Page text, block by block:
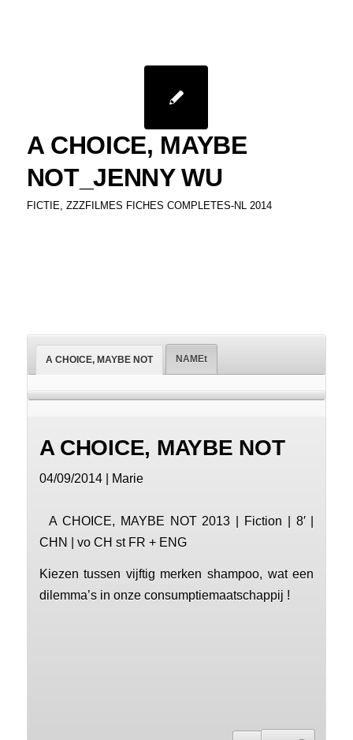
A CHOICE, MAYBE
NOT_JENNY WU
FICTIE ZZZFILMES FICHES COMPLETES-NL 2014
A CHOICE, MAYBE NOT NAMEt
A CHOICE, MAYBE NOT
04/09/2014 | Marie
A CHOICE, MAYBE NOT 2013 | Fiction | 8′ |
CHN | vo CH st FR + ENG
Kiezen tussen vijftig merken shampoo, wat een
dilemma’s in onze consumptiemaatschappij !